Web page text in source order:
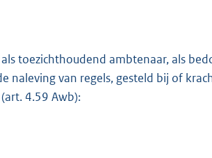
toezichthoudend ambtenaar, als
naleving van regels, gesteld bij of
4.59 Awb):